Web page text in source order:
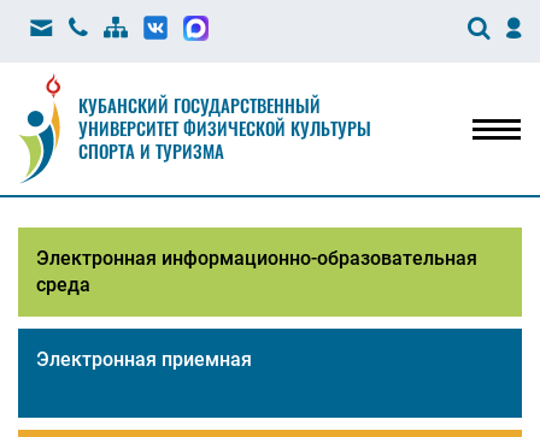
КУБАНСКИЙ ГОСУДАРСТВЕННЫЙ
УНИВЕРСИТЕТ ФИЗИЧЕСКОЙ КУЛЬТУРЫ
СПОРТА И ТУРИЗМА
Электронная информационно-образовательная
среда
Электронная приемная